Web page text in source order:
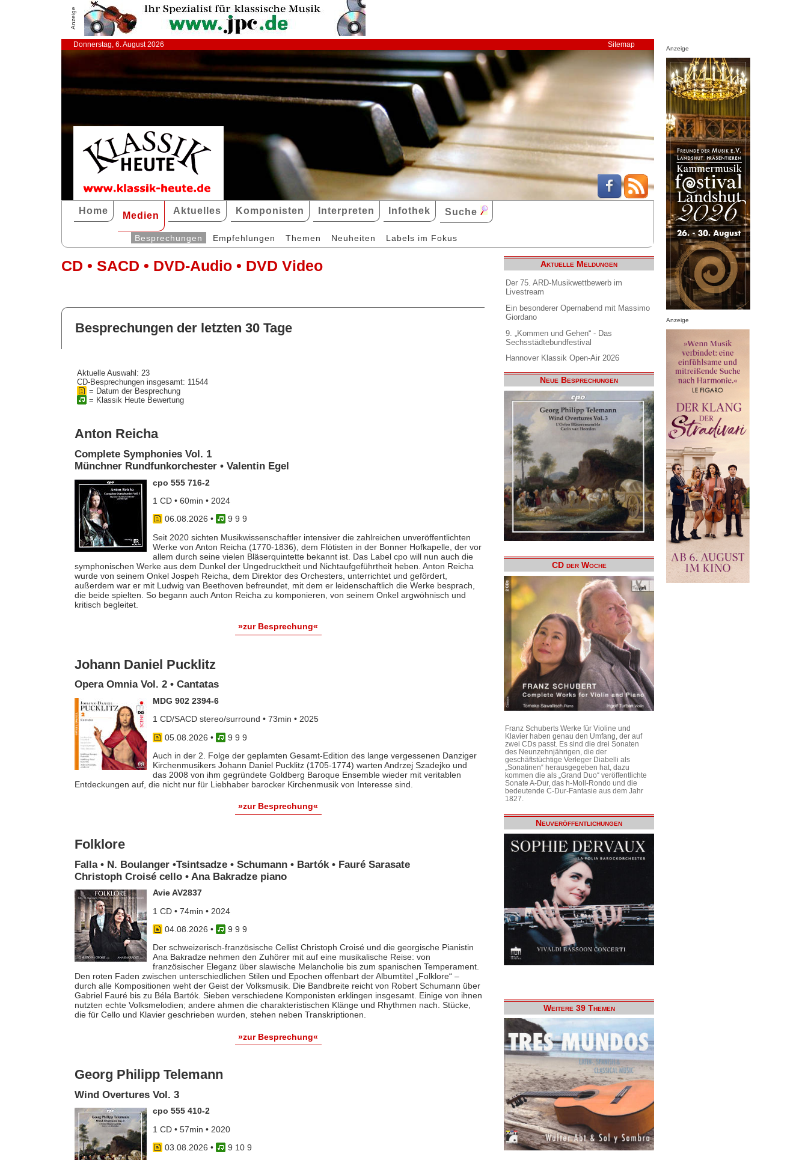
Anzeige
Donnerstag, 6. August 2026 Sitemap
Home Medien Aktuelles Komponisten Interpreten Infothek Suche
Besprechungen Empfehlungen Themen Neuheiten Labels im Fokus
CD • SACD • DVD-Audio • DVD Video
Besprechungen der letzten 30 Tage
Aktuelle Auswahl: 23
CD-Besprechungen insgesamt: 11544
= Datum der Besprechung
= Klassik Heute Bewertung
Anton Reicha
Complete Symphonies Vol. 1
Münchner Rundfunkorchester • Valentin Egel
cpo 555 716-2
1 CD • 60min • 2024
06.08.2026 •
9 9 9
Seit 2020 sichten Musikwissenschaftler intensiver die zahlreichen unveröffentlichten
Werke von Anton Reicha (1770-1836), dem Flötisten in der Bonner Hofkapelle, der vor
allem durch seine vielen Bläserquintette bekannt ist. Das Label cpo will nun auch die
symphonischen Werke aus dem Dunkel der Ungedrucktheit und Nichtaufgeführtheit heben. Anton Reicha
wurde von seinem Onkel Jospeh Reicha, dem Direktor des Orchesters, unterrichtet und gefördert,
außerdem war er mit Ludwig van Beethoven befreundet, mit dem er leidenschaftlich die Werke besprach,
die beide spielten. So begann auch Anton Reicha zu komponieren, von seinem Onkel argwöhnisch und
kritisch begleitet.
»zur Besprechung«
Johann Daniel Pucklitz
Opera Omnia Vol. 2 • Cantatas
MDG 902 2394-6
1 CD/SACD stereo/surround • 73min • 2025
05.08.2026 •
9 9 9
Auch in der 2. Folge der geplamten Gesamt-Edition des lange vergessenen Danziger
Kirchenmusikers Johann Daniel Pucklitz (1705-1774) warten Andrzej Szadejko und
das 2008 von ihm gegründete Goldberg Baroque Ensemble wieder mit veritablen
Entdeckungen auf, die nicht nur für Liebhaber barocker Kirchenmusik von Interesse sind.
»zur Besprechung«
Folklore
Falla • N. Boulanger •Tsintsadze • Schumann • Bartók • Fauré Sarasate
Christoph Croisé cello • Ana Bakradze piano
Avie AV2837
1 CD • 74min • 2024
04.08.2026 •
9 9 9
Der schweizerisch-französische Cellist Christoph Croisé und die georgische Pianistin
Ana Bakradze nehmen den Zuhörer mit auf eine musikalische Reise: von
französischer Eleganz über slawische Melancholie bis zum spanischen Temperament.
Den roten Faden zwischen unterschiedlichen Stilen und Epochen offenbart der Albumtitel „Folklore“ –
durch alle Kompositionen weht der Geist der Volksmusik. Die Bandbreite reicht von Robert Schumann über
Gabriel Fauré bis zu Béla Bartók. Sieben verschiedene Komponisten erklingen insgesamt. Einige von ihnen
nutzten echte Volksmelodien; andere ahmen die charakteristischen Klänge und Rhythmen nach. Stücke,
die für Cello und Klavier geschrieben wurden, stehen neben Transkriptionen.
»zur Besprechung«
Georg Philipp Telemann
Wind Overtures Vol. 3
cpo 555 410-2
1 CD • 57min • 2020
03.08.2026 •
9 10 9
Aktuelle Meldungen
Der 75. ARD-Musikwettbewerb im
Livestream
Ein besonderer Opernabend mit Massimo
Giordano
9. „Kommen und Gehen“ - Das
Sechsstädtebundfestival
Hannover Klassik Open-Air 2026
Neue Besprechungen
CD der Woche
Franz Schuberts Werke für Violine und
Klavier haben genau den Umfang, der auf
zwei CDs passt. Es sind die drei Sonaten
des Neunzehnjährigen, die der
geschäftstüchtige Verleger Diabelli als
„Sonatinen“ herausgegeben hat, dazu
kommen die als „Grand Duo“ veröffentlichte
Sonate A-Dur, das h-Moll-Rondo und die
bedeutende C-Dur-Fantasie aus dem Jahr
1827.
Neuveröffentlichungen
Weitere 39 Themen
Anzeige
Anzeige